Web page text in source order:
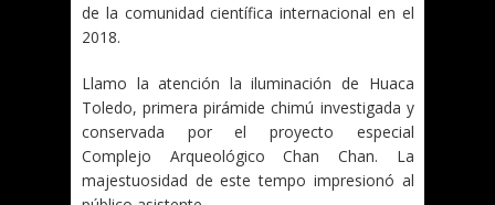
de la comunidad científica internacional en el
2018.
Llamo la atención la iluminación de Huaca
Toledo, primera pirámide chimú investigada y
conservada por el proyecto especial
Complejo Arqueológico Chan Chan. La
majestuosidad de este tempo impresionó al